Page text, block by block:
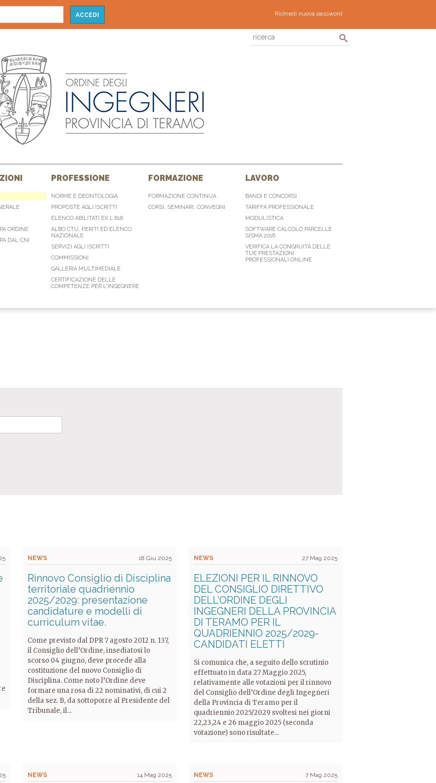
Richiedi nuova password
ORDINE
DAL CNI
PROFESSIONE
NORME E DEONTOLOGIA
PROPOSTE AGLI ISCRITTI
ELENCO ABILITATI EX L.818
ALBO CTU, PERITI ED ELENCO
NAZIONALE
SERVIZI AGLI ISCRITTI
COMMISSIONI
GALLERIA MULTIMEDIALE
CERTIFICAZIONE DELLE
COMPETENZE PER L'INGEGNERE
FORMAZIONE
FORMAZIONE CONTINUA
CORSI, SEMINARI, CONVEGNI
LAVORO
BANDI E CONCORSI
TARIFFA PROFESSIONALE
MODULISTICA
SOFTWARE CALCOLO PARCELLE
SISMA 2016
VERIFICA LA CONGRUITÀ DELLE
TUE PRESTAZIONI
PROFESSIONALI ONLINE
NEWS 18 Giu 2025
Rinnovo Consiglio di Disciplina
territoriale quadriennio
2025/2029: presentazione
candidature e modelli di
curriculum vitae.
Come previsto dal DPR 7 agosto 2012 n. 137,
il Consiglio dell’Ordine, insediatosi lo
scorso 04 giugno, deve procede alla
costituzione del nuovo Consiglio di
Disciplina. Come noto l’Ordine deve
formare una rosa di 22 nominativi, di cui 2
della sez. B, da sottoporre al Presidente del
Tribunale, il...
NEWS 27 Mag 2025
ELEZIONI PER IL RINNOVO
DEL CONSIGLIO DIRETTIVO
DELL’ORDINE DEGLI
INGEGNERI DELLA PROVINCIA
DI TERAMO PER IL
QUADRIENNIO 2025/2029-
CANDIDATI ELETTI
Si comunica che, a seguito dello scrutinio
effettuato in data 27 Maggio 2025,
relativamente alle votazioni per il rinnovo
del Consiglio dell’Ordine degli Ingegneri
della Provincia di Teramo per il
quadriennio 2025/2029 svoltesi nei giorni
22,23,24 e 26 maggio 2025 (seconda
votazione) sono risultate...
NEWS 14 Mag 2025 NEWS 7 Mag 2025